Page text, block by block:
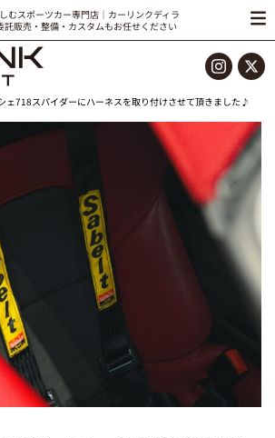
むスポーツカー専門店｜カーリンクディラ
販売・整備・カスタムもお任せください
ェ718スパイダーにハーネスを取り付けさせて頂きました♪